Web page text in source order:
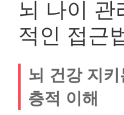
뇌 나이 관
적인 접근
뇌 건강 지
층적 이해